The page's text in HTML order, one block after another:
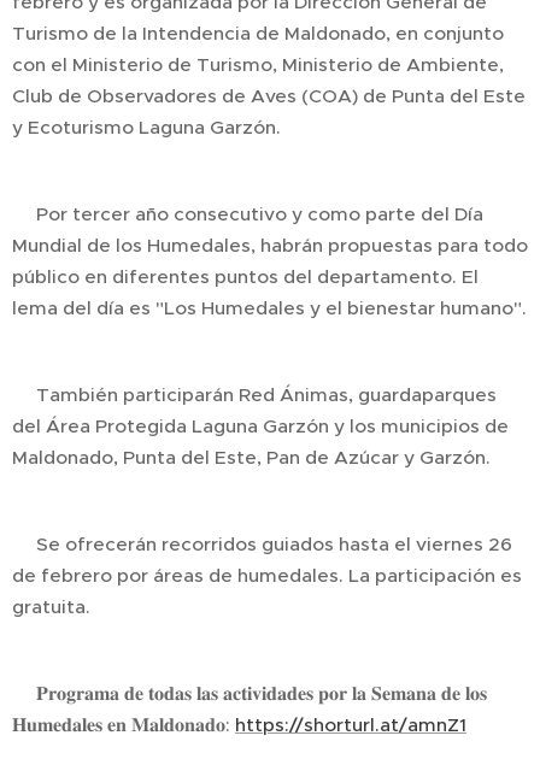
Turismo de la Intendencia de Maldonado, en conjunto
con el Ministerio de Turismo, Ministerio de Ambiente,
Club de Observadores de Aves (COA) de Punta del Este
y Ecoturismo Laguna Garzón.
🤲Por tercer año consecutivo y como parte del Día
Mundial de los Humedales, habrán propuestas para todo
público en diferentes puntos del departamento. El
lema del día es "Los Humedales y el bienestar humano".
💚También participarán Red Ánimas, guardaparques
del Área Protegida Laguna Garzón y los municipios de
Maldonado, Punta del Este, Pan de Azúcar y Garzón.
🥾Se ofrecerán recorridos guiados hasta el viernes 26
de febrero por áreas de humedales. La participación es
gratuita.
➡️𝐏𝐫𝐨𝐠𝐫𝐚𝐦𝐚 𝐝𝐞 𝐭𝐨𝐝𝐚𝐬 𝐥𝐚𝐬 𝐚𝐜𝐭𝐢𝐯𝐢𝐝𝐚𝐝𝐞𝐬 𝐩𝐨𝐫 𝐥𝐚 𝐒𝐞𝐦𝐚𝐧𝐚 𝐝𝐞 𝐥𝐨𝐬
𝐇𝐮𝐦𝐞𝐝𝐚𝐥𝐞𝐬 𝐞𝐧 𝐌𝐚𝐥𝐝𝐨𝐧𝐚𝐝𝐨: https://shorturl.at/amnZ1